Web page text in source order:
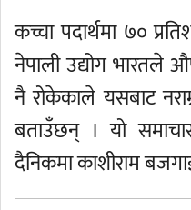
कच्चा पदार्थमा ७०
नेपाली उद्योग भारतले
नै रोकेकाले यसबाट
बताउँछन् । यो
दैनिकमा काशीराम